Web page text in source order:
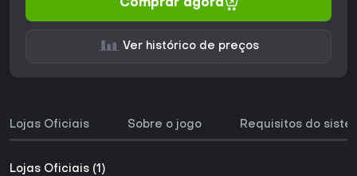
Comprar agora
Ver histórico de preços
Lojas Oficiais Sobre o jogo Requisitos do
Lojas Oficiais (1)